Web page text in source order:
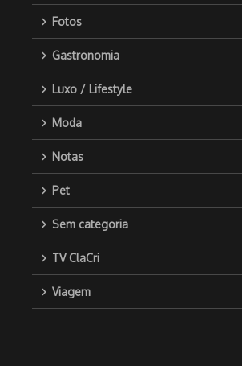
Fotos
Gastronomia
Luxo / Lifestyle
Moda
Notas
Pet
Sem categoria
TV ClaCri
Viagem